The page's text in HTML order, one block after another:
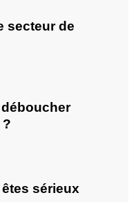
secteur de
?
sérieux